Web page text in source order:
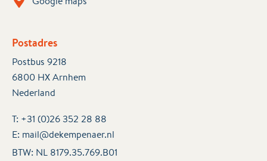
Postadres
Postbus 9218
6800 HX Arnhem
Nederland
T: +31 (0)26 352 28 88
E: mail@dekempenaer.nl
BTW: NL 8179.35.769.B01